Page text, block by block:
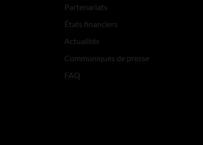
Partenariats
États financiers
Actualités
Communiqués de presse
FAQ